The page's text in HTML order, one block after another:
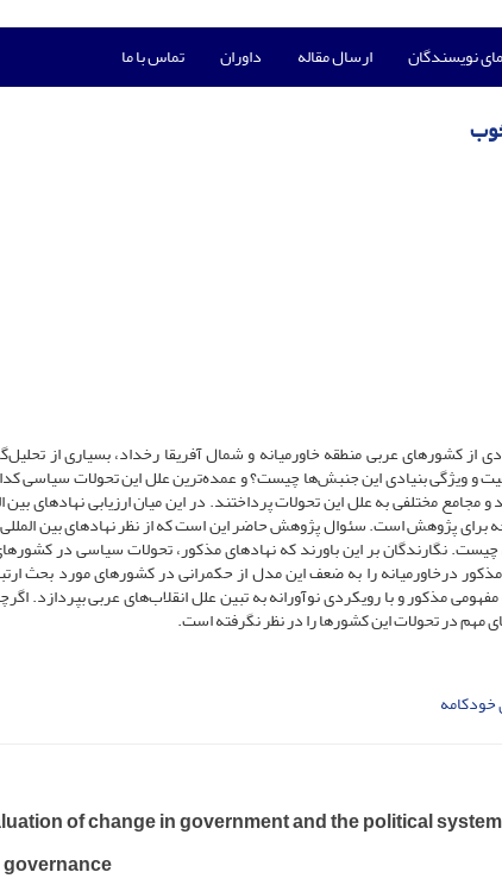
نویسندگان ارسال مقاله داوران تماس با ما
آغاز سال 2011 میلادی در تعدادی از کشورهای عربی منطقه خاورمیانه و شمال آفریقا رخداد، بسیاری
و ویژگی بنیادی این جنبش‌ها چیست؟ و عمده‌ترین علل این تحولات سیاسی
مختلفی به علل این تحولات پرداختند. در این میان ارزیابی نهادهای بین
برای پژوهش است. سئوال پژوهش حاضر این است که از نظر نهادهای بین
نگارندگان بر این باورند که نهادهای مذکور، تحولات سیاسی در
درخاورمیانه را به ضعف این مدل از حکمرانی در کشورهای مورد بحث
مذکور و با رویکردی نوآورانه به تبین علل انقلاب‌های عربی بپردازد.
مهم در تحولات این کشورها را در نظر نگرفته است.
of change in government and the political